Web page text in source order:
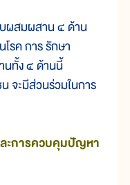
สมผสาน ๔ ด้าน
รค การ รักษา
นทั้ง ๔ ด้านนี้
จะมีส่วนร่วมในการ
ะการควบคุมปัญหา